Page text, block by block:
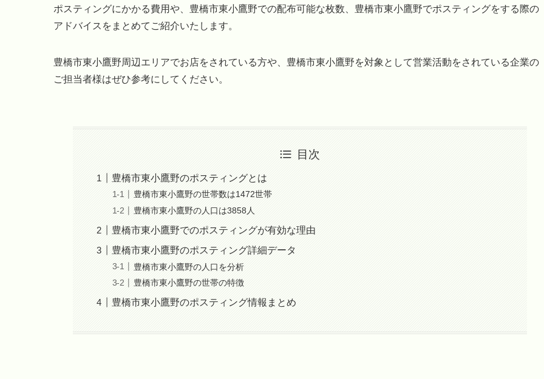
ポスティングにかかる費用や、豊橋市東小鷹野での配布可能な枚数、豊橋市東小鷹野でポスティングをする際の
アドバイスをまとめてご紹介いたします。
豊橋市東小鷹野周辺エリアでお店をされている方や、豊橋市東小鷹野を対象として営業活動をされている企業の
ご担当者様はぜひ参考にしてください。
目次
豊橋市東小鷹野のポスティングとは
豊橋市東小鷹野の世帯数は1472世帯
豊橋市東小鷹野の人口は3858人
豊橋市東小鷹野でのポスティングが有効な理由
豊橋市東小鷹野のポスティング詳細データ
豊橋市東小鷹野の人口を分析
豊橋市東小鷹野の世帯の特徴
豊橋市東小鷹野のポスティング情報まとめ